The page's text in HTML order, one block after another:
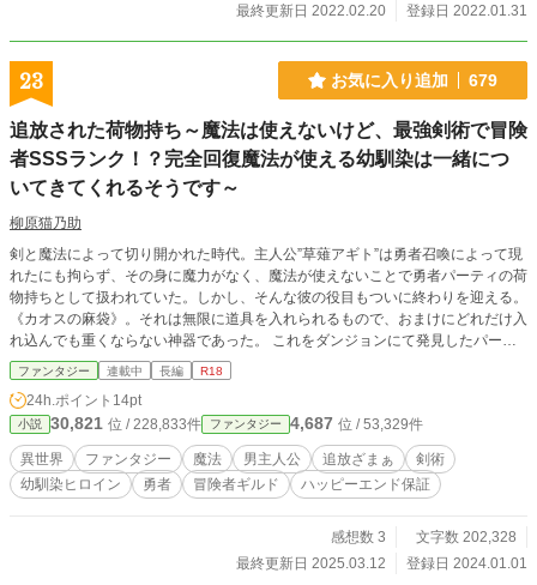
最終更新日 2022.02.20 登録日 2022.01.31
23 お気に入り追加 679
追放された荷物持ち～魔法は使えないけど、最強剣術で冒険
者SSSランク！？完全回復魔法が使える幼馴染は一緒につ
いてきてくれるそうです～
柳原猫乃助
剣と魔法によって切り開かれた時代。主人公”草薙アギト”は勇者召喚によって現
れたにも拘らず、その身に魔力がなく、魔法が使えないことで勇者パーティの荷
物持ちとして扱われていた。しかし、そんな彼の役目もついに終わりを迎える。
《カオスの麻袋》。それは無限に道具を入れられるもので、おまけにどれだけ入
れ込んでも重くならない神器であった。 これをダンジョンにて発見したパーテ
ィリーダーである勇者”ドラニコス”は告げたのだ。 「草薙アギト、貴様のような
魔法が使えない弱者はパーティに不要だ。追放してやる」 「そうか。わかっ
た」 あっさりとそれを受け入れた彼だが、しかし同じく召喚されたアギトの幼
馴染である”朝霧陽菜野”もパーティから離脱すると宣言。彼女は類を見ないほど
の魔力と完全回復魔法の使い手で、パーティになくてはならない存在だった。無
論ドラニコスは拒否するのだが、止める手段はない。 かくして、勇者パーティ
から離れた二人。元々彼らには目的があった。そのために勇者パーティに所属し
菜野に対して一方的な片思いをしていたドラニコスは、アギトに強い怒りを抱い
ファンタジー 連載中 長編 R18
24h.ポイント 14pt
小説 30,821 位 / 228,833件 ファンタジー 4,687 位 / 53,329件
異世界 ファンタジー 魔法 男主人公 追放ざまぁ
剣術
幼馴染ヒロイン
勇者 冒険者ギルド ハッピーエンド保証
感想数 3
文字数 202,328
最終更新日 2025.03.12
登録日 2024.01.01